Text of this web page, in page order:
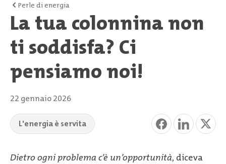
Perle di energia
La tua colonnina non
ti soddisfa? Ci
pensiamo noi!
22 gennaio 2026
L'energia è servita
Dietro ogni problema c’è un’opportunità, diceva